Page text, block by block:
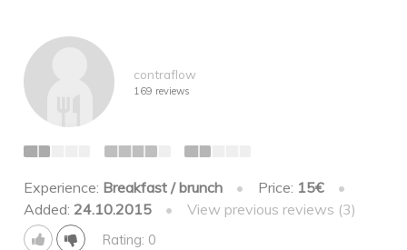
contraflow
169 reviews
Experience: Breakfast / brunch • Price: 15€
•
Added: 24.10.2015 • View previous reviews (3)
Rating: 0